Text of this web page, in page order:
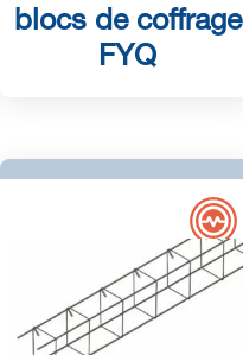
blocs de coffrage
FYQ